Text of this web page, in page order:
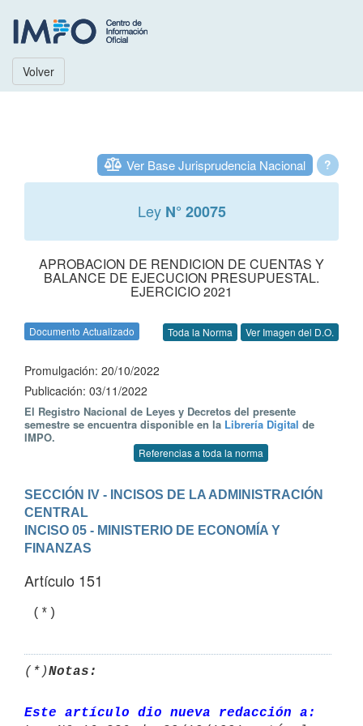
Volver
?
Ver Base Jurisprudencia Nacional
Ley N° 20075
APROBACION DE RENDICION DE CUENTAS Y
BALANCE DE EJECUCION PRESUPUESTAL.
EJERCICIO 2021
Documento Actualizado Toda la Norma Ver Imagen del D.O.
Promulgación: 20/10/2022
Publicación: 03/11/2022
El Registro Nacional de Leyes y Decretos del presente
semestre se encuentra disponible en la Librería Digital de
IMPO.
Referencias a toda la norma
SECCIÓN IV - INCISOS DE LA ADMINISTRACIÓN
CENTRAL
INCISO 05 - MINISTERIO DE ECONOMÍA Y
FINANZAS
Artículo 151
(*)Notas:
Este artículo dio nueva redacción a: